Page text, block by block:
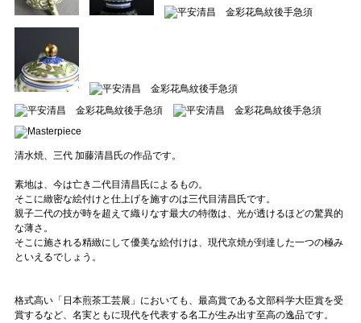
清水焼、三代 加藤清昌氏の作品です。
素地は、今は亡き二代目清昌氏によるもの。
そこに緻密な絵付けと仕上げを施すのは三代目清昌氏です。
親子二代の技が時を超えて織りなす最大の特徴は、光が透けるほどの驚異的
な薄さ。
そこに施される精緻にして優美な絵付けは、現代京焼が到達した一つの極み
といえるでしょう。
格式高い「日本煎茶工芸展」においても、最高賞である文部科学大臣賞を受
賞するなど、名実ともに現代を代表する名工が生み出す至高の逸品です。